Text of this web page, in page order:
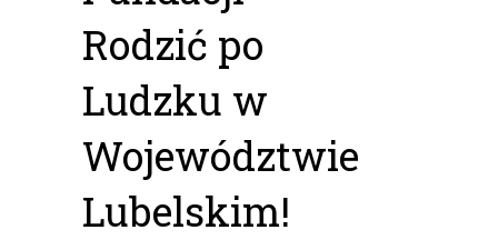
Rodzić po
Ludzku w
Województwie
Lubelskim!